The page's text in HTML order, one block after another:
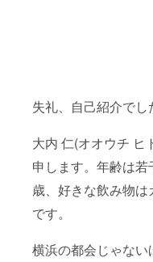
失礼、自己紹介でし
大内 仁(オオウチ ヒ
申します。年齢は若
歳、好きな飲み物は
です。
横浜の都会じゃない